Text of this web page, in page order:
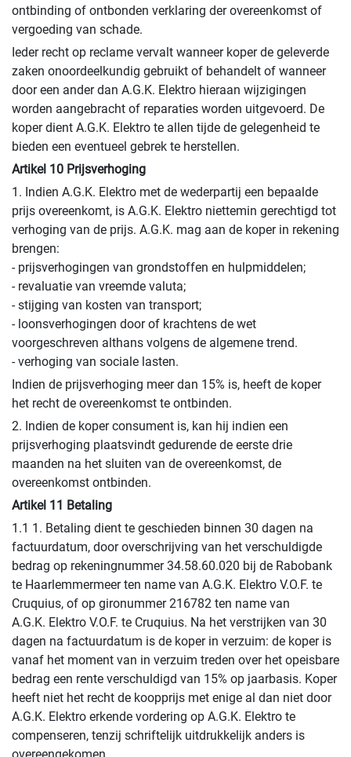
ontbinding of ontbonden verklaring der overeenkomst of
vergoeding van schade.
Ieder recht op reclame vervalt wanneer koper de geleverde
zaken onoordeelkundig gebruikt of behandelt of wanneer
door een ander dan A.G.K. Elektro hieraan wijzigingen
worden aangebracht of reparaties worden uitgevoerd. De
koper dient A.G.K. Elektro te allen tijde de gelegenheid te
bieden een eventueel gebrek te herstellen.
Artikel 10 Prijsverhoging
1. Indien A.G.K. Elektro met de wederpartij een bepaalde
prijs overeenkomt, is A.G.K. Elektro niettemin gerechtigd tot
verhoging van de prijs. A.G.K. mag aan de koper in rekening
brengen:
- prijsverhogingen van grondstoffen en hulpmiddelen;
- revaluatie van vreemde valuta;
- stijging van kosten van transport;
- loonsverhogingen door of krachtens de wet
voorgeschreven althans volgens de algemene trend.
- verhoging van sociale lasten.
Indien de prijsverhoging meer dan 15% is, heeft de koper
het recht de overeenkomst te ontbinden.
2. Indien de koper consument is, kan hij indien een
prijsverhoging plaatsvindt gedurende de eerste drie
maanden na het sluiten van de overeenkomst, de
overeenkomst ontbinden.
Artikel 11 Betaling
1.1 1. Betaling dient te geschieden binnen 30 dagen na
factuurdatum, door overschrijving van het verschuldigde
bedrag op rekeningnummer 34.58.60.020 bij de Rabobank
te Haarlemmermeer ten name van A.G.K. Elektro V.O.F. te
Cruquius, of op gironummer 216782 ten name van
A.G.K. Elektro V.O.F. te Cruquius. Na het verstrijken van 30
dagen na factuurdatum is de koper in verzuim: de koper is
vanaf het moment van in verzuim treden over het opeisbare
bedrag een rente verschuldigd van 15% op jaarbasis. Koper
heeft niet het recht de koopprijs met enige al dan niet door
A.G.K. Elektro erkende vordering op A.G.K. Elektro te
compenseren, tenzij schriftelijk uitdrukkelijk anders is